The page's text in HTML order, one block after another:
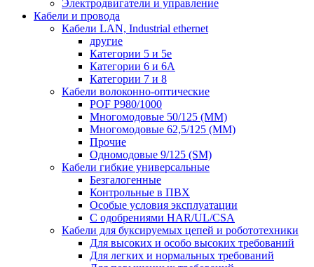
Электродвигатели и управление
Кабели и провода
Кабели LAN, Industrial ethernet
другие
Категории 5 и 5е
Категории 6 и 6A
Категории 7 и 8
Кабели волоконно-оптические
POF P980/1000
Многомодовые 50/125 (ММ)
Многомодовые 62,5/125 (ММ)
Прочие
Одномодовые 9/125 (SM)
Кабели гибкие универсальные
Безгалогенные
Контрольные в ПВХ
Особые условия эксплуатации
С одобрениями HAR/UL/CSA
Кабели для буксируемых цепей и робототехники
Для высоких и особо высоких требований
Для легких и нормальных требований